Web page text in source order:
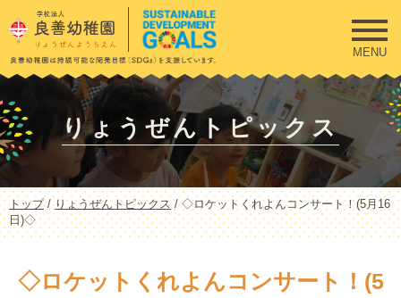
このページの本文へ
MENU
りょうぜんトピックス
現
在
の
置：
トップ/りょうぜんトピックス /◇ロケットくれよんコンサート！(5月16
日)◇
◇ロケットくれよんコンサート！(5